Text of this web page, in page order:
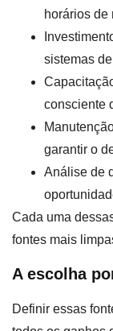
horários de
sistemas
consciente
garantir o
Análise de
Cada uma
fontes mais
A escolha
Definir essas